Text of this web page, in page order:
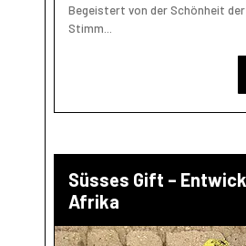
Begeistert von der Schönheit
Stimm...
Süsses Gift –
Afrika